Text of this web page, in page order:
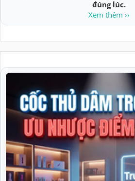
đúng lúc.
Xem thêm ››